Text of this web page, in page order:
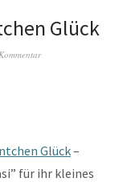
Glück
Glück–
für ihr kleines